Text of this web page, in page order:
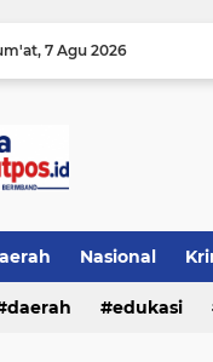
7 Agu 2026
Nasional
daerah edukasi